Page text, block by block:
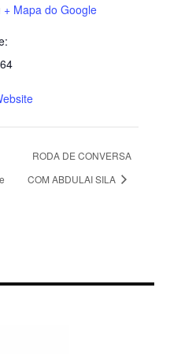
+ Mapa do Google
RODA DE CONVERSA
COM ABDULAI SILA